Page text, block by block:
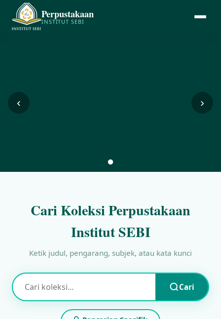
Perpustakaan
INSTITUT SEBI
‹ ›
Cari Koleksi Perpustakaan
Institut SEBI
Ketik judul, pengarang, subjek, atau kata kunci
Cari